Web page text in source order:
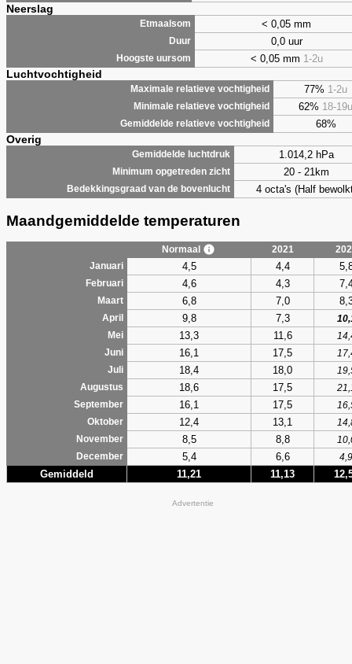
Neerslag
Etmaalsom < 0,05 mm
Duur 0,0 uur
Hoogste uursom < 0,05 mm 1-2u
Luchtvochtigheid
Maximale relatieve vochtigheid 77% 1-2u
Minimale relatieve vochtigheid 62% 18-19u
Gemiddelde relatieve vochtigheid 68%
Overig
Gemiddelde luchtdruk 1.014,2 hPa
Minimum opgetreden zicht 20 - 21km
Bedekkingsgraad van de bovenlucht 4 octa's (Half
Maandgemiddelde temperaturen
Normaal 2021
Januari
4,5 4,4
Februari 4,6 4,3
Maart 6,8 7,0
April 9,8 7,3
Mei
13,3 11,6
Juni
16,1 17,5
Juli
18,4 18,0
Augustus
18,6 17,5
September
16,1 17,5
Oktober
12,4 13,1
November
8,5 8,8
December
5,4 6,6 4,9
Gemiddeld 11,21 11,13
Advertentie